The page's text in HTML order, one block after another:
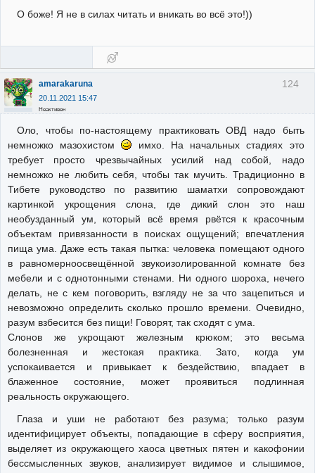
О боже! Я не в силах читать и вникать во всё это!))
124
amarakaruna
20.11.2021 15:47
Неактивен
Оло, чтобы по-настоящему практиковать ОВД надо быть
немножко мазохистом
имхо. На начальных стадиях это
требует просто чрезвычайных усилий над собой, надо
немножко не любить себя, чтобы так мучить. Традиционно в
Тибете руководство по развитию шаматхи сопровождают
картинкой укрощения слона, где дикий слон это наш
необузданный ум, который всё время рвётся к красочным
объектам привязанности в поисках ощущений; впечатления
пища ума. Даже есть такая пытка: человека помещают одного
в равномерноосвещённой звукоизолированной комнате без
мебели и с однотонными стенами. Ни одного шороха, нечего
делать, не с кем поговорить, взгляду не за что зацепиться и
невозможно определить сколько прошло времени. Очевидно,
разум взбесится без пищи! Говорят, так сходят с ума.
Слонов же укрощают железным крюком; это весьма
болезненная и жестокая практика. Зато, когда ум
успокаивается и привыкает к бездействию, впадает в
блаженное состояние, может проявиться подлинная
реальность окружающего.
Глаза и уши не работают без разума; только разум
идентифицирует объекты, попадающие в сферу восприятия,
выделяет из окружающего хаоса цветных пятен и какофонии
бессмысленных звуков, анализирует видимое и слышимое,